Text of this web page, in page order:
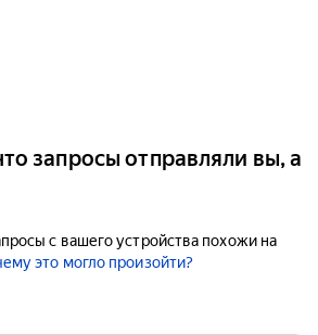
запросы отправляли вы, а
с вашего устройства похожи на
это могло произойти?